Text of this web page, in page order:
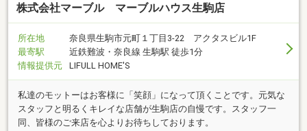
株式会社マーブル マーブルハウス生駒店
所在地
奈良県生駒市元町１丁目3-22 アクタスビル1F
最寄駅
近鉄難波・奈良線 生駒駅 徒歩1分
情報提供元
LIFULL HOME'S
私達のモットーはお客様に「笑顔」になって頂くことです。元気な
スタッフと明るくキレイな店舗が生駒店の自慢です。スタッフ一
同、皆様のご来店を心よりお待ちしております。